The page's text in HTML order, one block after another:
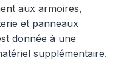
aux armoires,
et panneaux
donnée à une
supplémentaire.